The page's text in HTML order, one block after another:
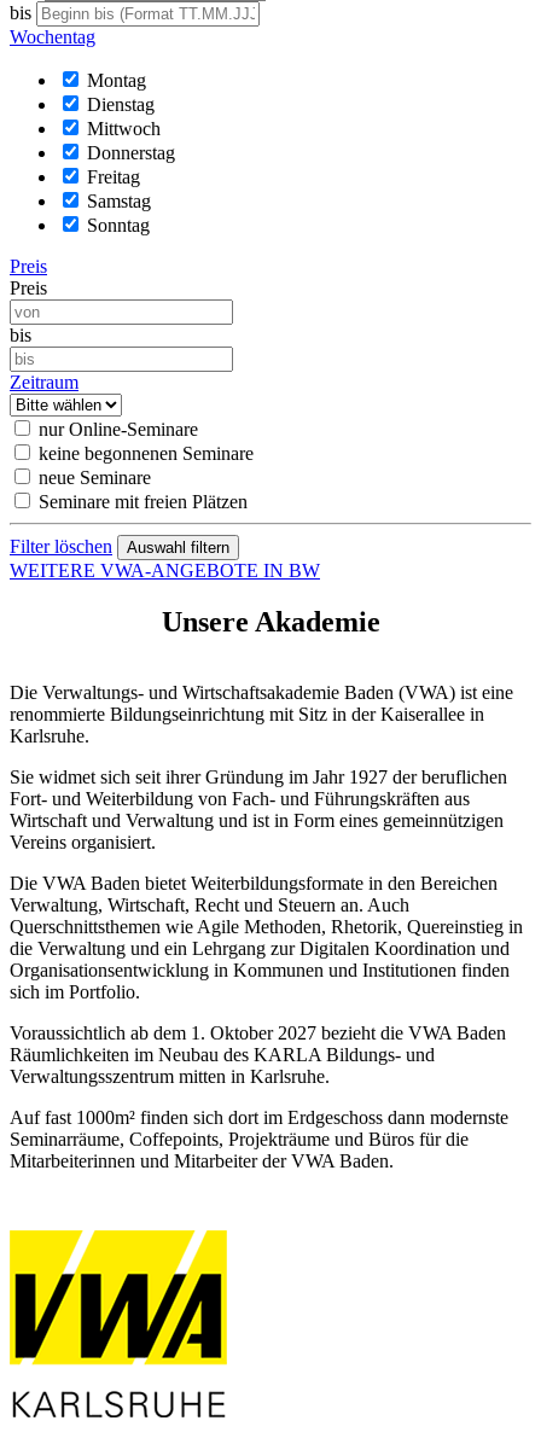
bis
Wochentag
Montag
Dienstag
Mittwoch
Donnerstag
Freitag
Samstag
Sonntag
Preis
Preis
bis
Zeitraum
nur Online-Seminare
keine begonnenen Seminare
neue Seminare
Seminare mit freien Plätzen
Filter löschen
WEITERE VWA-ANGEBOTE IN BW
Unsere Akademie
Die Verwaltungs- und Wirtschaftsakademie Baden (VWA) ist eine
renommierte Bildungseinrichtung mit Sitz in der Kaiserallee in
Karlsruhe.
Sie widmet sich seit ihrer Gründung im Jahr 1927 der beruflichen
Fort- und Weiterbildung von Fach- und Führungskräften aus
Wirtschaft und Verwaltung und ist in Form eines gemeinnützigen
Vereins organisiert.
Die VWA Baden bietet Weiterbildungsformate in den Bereichen
Verwaltung, Wirtschaft, Recht und Steuern an. Auch
Querschnittsthemen wie Agile Methoden, Rhetorik, Quereinstieg in
die Verwaltung und ein Lehrgang zur Digitalen Koordination und
Organisationsentwicklung in Kommunen und Institutionen finden
sich im Portfolio.
Voraussichtlich ab dem 1. Oktober 2027 bezieht die VWA Baden
Räumlichkeiten im Neubau des KARLA Bildungs- und
Verwaltungsszentrum mitten in Karlsruhe.
Auf fast 1000m² finden sich dort im Erdgeschoss dann modernste
Seminarräume, Coffepoints, Projekträume und Büros für die
Mitarbeiterinnen und Mitarbeiter der VWA Baden.